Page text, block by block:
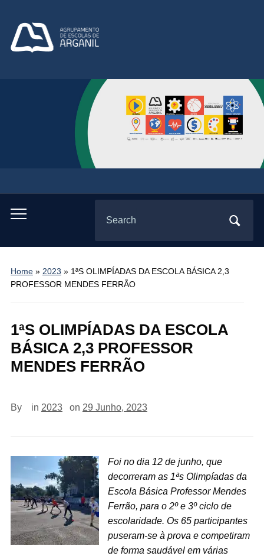
Toggle
menu
for:
Home» 2023 » 1ªS OLIMPÍADAS DA ESCOLA BÁSICA 2,3
PROFESSOR MENDES FERRÃO
1ªS OLIMPÍADAS DA ESCOLA
BÁSICA 2,3 PROFESSOR
MENDES FERRÃO
By in 2023 on 29 Junho, 2023
Foi no dia 12 de junho, que
decorreram as 1ªs Olimpíadas da
Escola Básica Professor Mendes
Ferrão, para o 2º e 3º ciclo de
escolaridade. Os 65 participantes
puseram-se à prova e competiram
de forma saudável em várias